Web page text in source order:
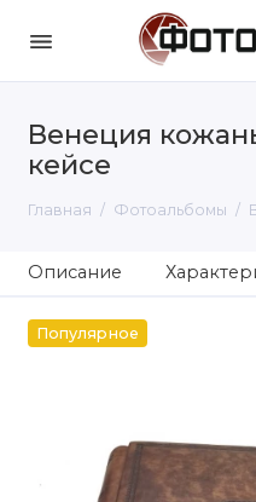
Венеция
кейсе
Главная Фотоальбомы
Описание
Популярное